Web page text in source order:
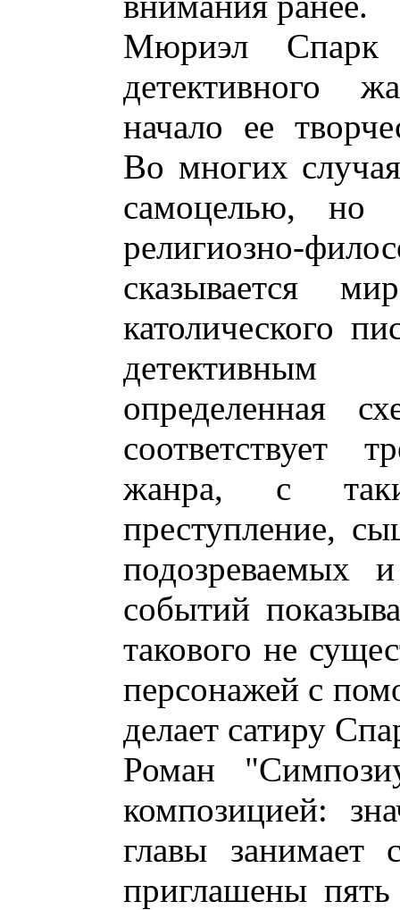
Мюриэл Спарк
детективного
начало ее
Во многих
самоцелью, но
религиозно-
сказывается
католического
детективным
определенная
соответствует
жанра, с
преступление,
подозреваемых
событий
такового не
персонажей с
делает сатиру
Роман
композицией:
главы занимает
приглашены